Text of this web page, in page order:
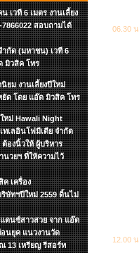
เวที 6 เมตร งานเลี้ยง
สอบถามได้
ำกัด (มหาชน) เวที 6
มิวสิค โทร
ยม งานเลี้ยงปีใหม่
ด โดย แอ๊ด มิวสิค โทร
หม่ Hawali Night
ทเลอินโฟมีเดีย จำกัด
องนิ้วให้ ผู้บริหาร
วยฯ ที่ให้ความไว้
ค เครื่อง
ริษัทฯปีใหม่ 2559 ดิ้นไม่
ดนซ์สาวสวย จาก แอ๊ด
อนยุค แนวงานวัด
13 เหรียญ รีสอร์ท
06.30
12.00